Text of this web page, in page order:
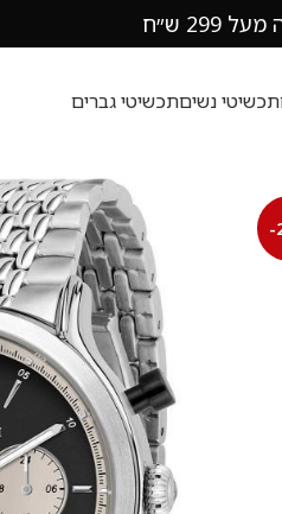
ש״ח
תכשיטי נשיםתכשיטי גברים
-